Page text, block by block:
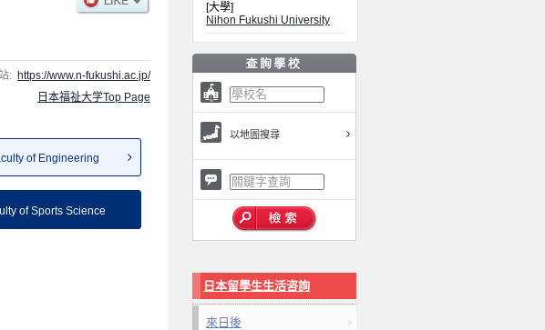
: https://www.n-fukushi.ac.jp/
日本福祉大学Top Page
of Engineering
of Sports Science
[大學]
Nihon Fukushi University
以地圖搜尋
日本留學生生活咨詢
來日後